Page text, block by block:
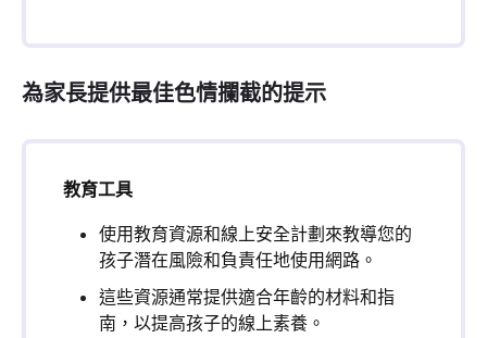
為家長提供最佳色情攔截的提示
教育工具
使用教育資源和線上安全計劃來教導您的
孩子潛在風險和負責任地使用網路。
這些資源通常提供適合年齡的材料和指
南，以提高孩子的線上素養。